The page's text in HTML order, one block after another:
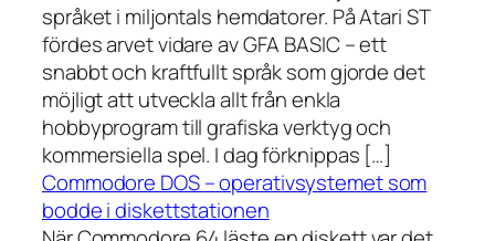
språket i miljontals hemdatorer. På Atari ST
fördes arvet vidare av GFA BASIC – ett
snabbt och kraftfullt språk som gjorde det
möjligt att utveckla allt från enkla
hobbyprogram till grafiska verktyg och
kommersiella spel. I dag förknippas […]
Commodore DOS – operativsystemet som
bodde i diskettstationen